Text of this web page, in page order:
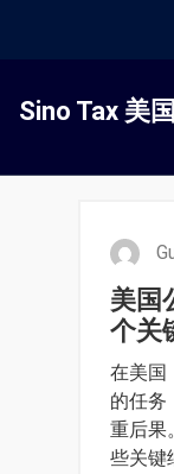
Sino Tax 美
美国
个关
在美国
的任务
重后果
些关键